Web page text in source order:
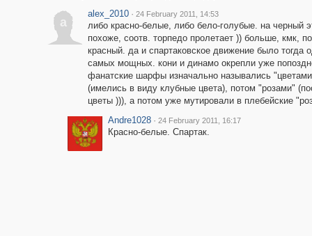
a
alex_2010 · 24 February 2011, 14:53
либо красно-белые, либо бело-голубые. на черный
похоже, соотв. торпедо пролетает )) больше, кмк,
красный. да и спартаковское движение было тогда
самых мощных. кони и динамо окрепли уже
фанатские шарфы изначально назывались
(имелись в виду клубные цвета), потом "розами"
цветы ))), а потом уже мутировали в плебейские
Andre1028 · 24 February 2011, 16:17
Красно-белые. Спартак.